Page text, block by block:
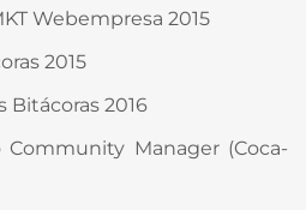
Webempresa 2015
2015
Bitácoras 2016
Community Manager (Coca-